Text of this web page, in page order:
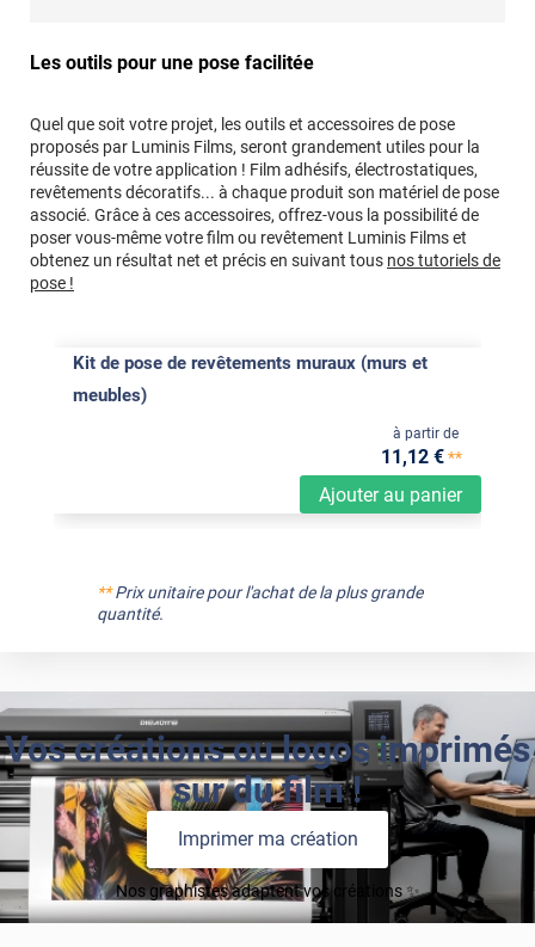
Les outils pour une pose facilitée
Quel que soit votre projet, les outils et accessoires de pose
proposés par Luminis Films, seront grandement utiles pour la
réussite de votre application ! Film adhésifs, électrostatiques,
revêtements décoratifs... à chaque produit son matériel de pose
associé. Grâce à ces accessoires, offrez-vous la possibilité de
poser vous-même votre film ou revêtement Luminis Films et
obtenez un résultat net et précis en suivant tous nos tutoriels de
pose !
Kit de pose de revêtements muraux (murs et
meubles)
Ajouter au panier
à partir de
11,12 €**
**Prix unitaire pour l'achat de la plus grande
quantité.
Vos créations ou logos imprimés
sur du film !
Imprimer ma création
Nos graphistes adaptent vos créations ✨